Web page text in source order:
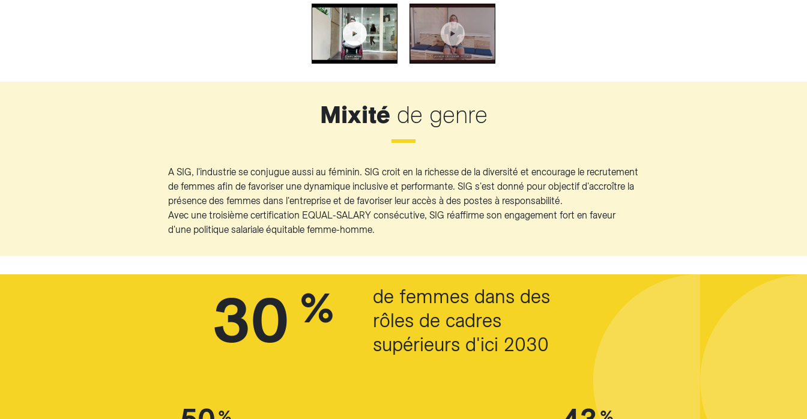
Mixité de genre
A SIG, l'industrie se conjugue aussi au féminin. SIG croit en la richesse de la diversité et encourage le recrutement
de femmes afin de favoriser une dynamique inclusive et performante. SIG s'est donné pour objectif d'accroître la
présence des femmes dans l'entreprise et de favoriser leur accès à des postes à responsabilité.
Avec une troisième certification EQUAL-SALARY consécutive, SIG réaffirme son engagement fort en faveur
d'une politique salariale équitable femme-homme.
30%
de femmes dans des
rôles de cadres
supérieurs d'ici 2030